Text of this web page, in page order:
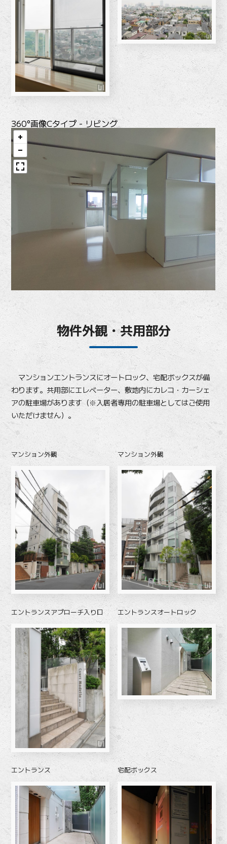
360°画像Cタイプ - リビング
物件外観・共用部分
マンションエントランスにオートロック、宅配ボックスが備
わります。共用部にエレベーター、敷地内にカレコ・カーシェ
アの駐車場があります（※入居者専用の駐車場としてはご使用
いただけません）。
マンション外観 マンション外観
エントランスアプローチ入り口 エントランスオートロック
エントランス 宅配ボックス